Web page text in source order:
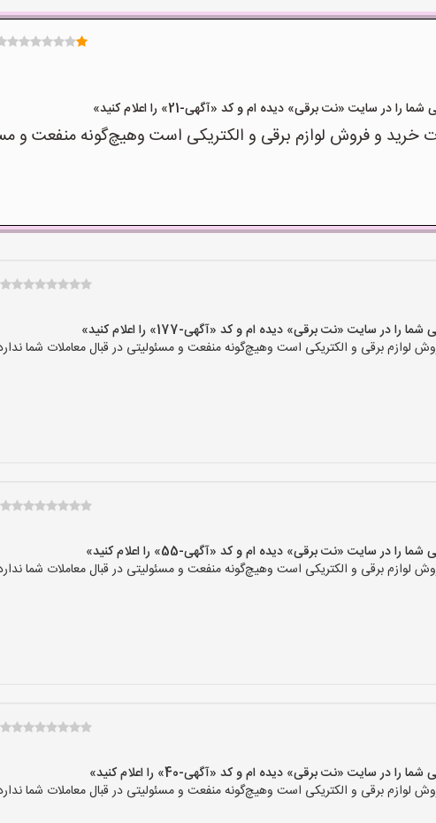
سایت «نت برقی» دیده ام و کد «آگهی-21» را اعلام کنید»
و فروش لوازم برقی و الکتریکی است وهیچ‌گونه منفعت و
سایت «نت برقی» دیده ام و کد «آگهی-177» را اعلام کنید»
لوازم برقی و الکتریکی است وهیچ‌گونه منفعت و مسئولیتی در قبال معاملات شما
سایت «نت برقی» دیده ام و کد «آگهی-55» را اعلام کنید»
لوازم برقی و الکتریکی است وهیچ‌گونه منفعت و مسئولیتی در قبال معاملات شما
سایت «نت برقی» دیده ام و کد «آگهی-40» را اعلام کنید»
لوازم برقی و الکتریکی است وهیچ‌گونه منفعت و مسئولیتی در قبال معاملات شما